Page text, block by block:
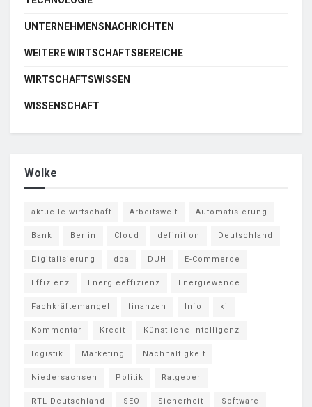
UNTERNEHMENSNACHRICHTEN
WEITERE WIRTSCHAFTSBEREICHE
WIRTSCHAFTSWISSEN
WISSENSCHAFT
Wolke
aktuelle wirtschaft Arbeitswelt Automatisierung
Bank Berlin Cloud definition Deutschland
Digitalisierung dpa DUH E-Commerce
Effizienz Energieeffizienz Energiewende
Fachkräftemangel finanzen Info ki
Kommentar Kredit Künstliche Intelligenz
logistik Marketing Nachhaltigkeit
Niedersachsen Politik Ratgeber
RTL Deutschland SEO Sicherheit Software